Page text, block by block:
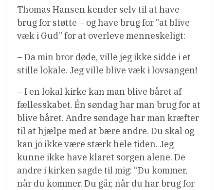
Thomas Hansen kender selv til at have
brug for støtte – og have brug for ”at blive
væk i Gud” for at overleve menneskeligt:
– Da min bror døde, ville jeg ikke sidde i et
stille lokale. Jeg ville blive væk i lovsangen!
– I en lokal kirke kan man blive båret af
fællesskabet. Én søndag har man brug for at
blive båret. Andre søndage har man kræfter
til at hjælpe med at bære andre. Du skal og
kan jo ikke være stærk hele tiden. Jeg
kunne ikke have klaret sorgen alene. De
andre i kirken sagde til mig: ”Du kommer,
når du kommer. Du går, når du har brug for